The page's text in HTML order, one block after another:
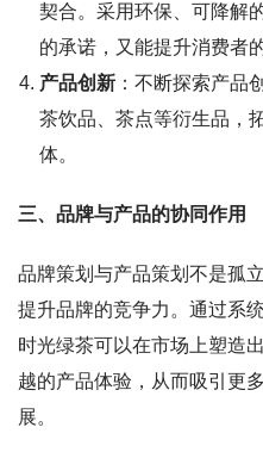
契合。采用环保、可降解
的承诺，又能提升消费者
产品创新 ：不断探索产品
茶饮品、茶点等衍生品，
体。
三、品牌与产品的协同作用
品牌策划与产品策划不是孤
提升品牌的竞争力。通过系
时光绿茶可以在市场上塑造
越的产品体验，从而吸引更
展。